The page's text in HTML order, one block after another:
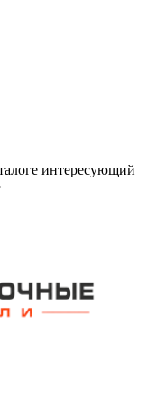
интересующий